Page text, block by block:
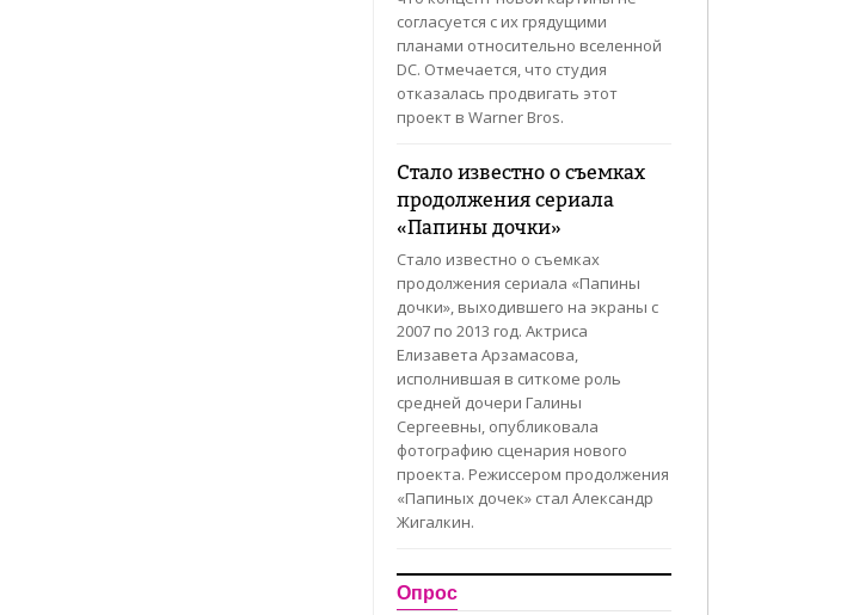
согласуется с их грядущими
планами относительно вселенной
DC. Отмечается, что студия
отказалась продвигать этот
проект в Warner Bros.
Стало известно о съемках
продолжения сериала
«Папины дочки»
Стало известно о съемках
продолжения сериала «Папины
дочки», выходившего на экраны с
2007 по 2013 год. Актриса
Елизавета Арзамасова,
исполнившая в ситкоме роль
средней дочери Галины
Сергеевны, опубликовала
фотографию сценария нового
проекта. Режиссером продолжения
«Папиных дочек» стал Александр
Жигалкин.
Опрос